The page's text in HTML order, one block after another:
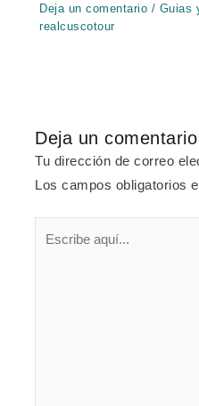
Deja un comentario / Guias
realcuscotour
Deja un comentario
Tu dirección de correo
Los campos obligatorios